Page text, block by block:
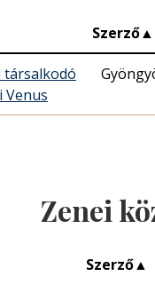
Szerző▲
társalkodó
Venus
Zenei
Szerző▲